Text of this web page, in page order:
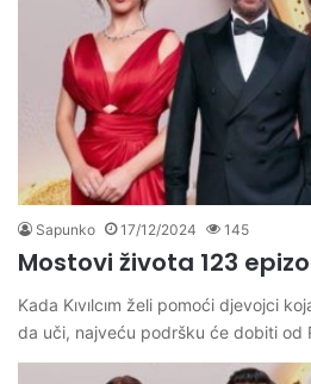
Sapunko 17/12/2024 145
Mostovi života 123
Kada Kıvılcım želi pomoći djevojci
da uči, najveću podršku će dobiti od